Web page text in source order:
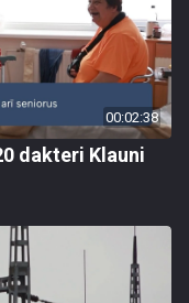
00:02:38
dakteri Klauni